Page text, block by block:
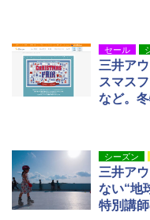
セール
三井ア
スマス
など。
シーズン
三井ア
ない“地
特別講